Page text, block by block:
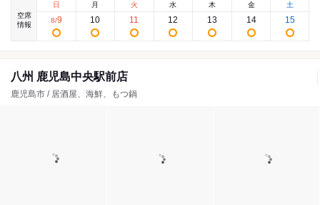
空席
情報
日
8/9
月
10
火
11
水
12
木
13
金
14
土
15
八州 鹿児島中央駅前店
鹿児島市 / 居酒屋、海鮮、もつ鍋